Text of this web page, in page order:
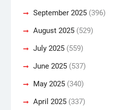
September 2025(396)
August 2025(529)
July 2025(559)
June 2025(537)
May 2025(340)
April 2025(337)